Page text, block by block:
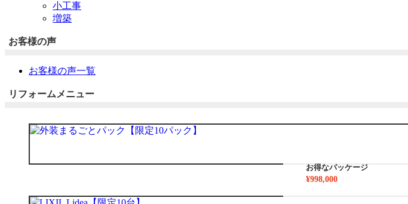
小工事
増築
お客様の声
お客様の声一覧
リフォームメニュー
お得なパッケージ
¥998,000